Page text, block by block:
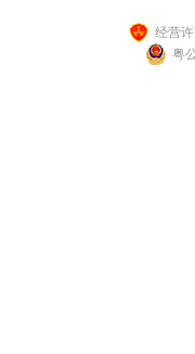
经营
粤